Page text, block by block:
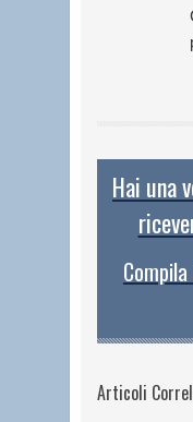
Hai una
Articoli